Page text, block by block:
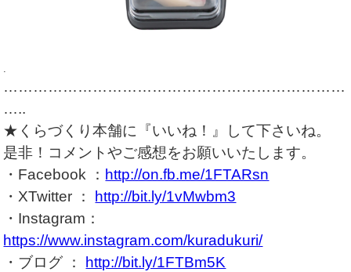
.
……………………………………………………………
…..
★くらづくり本舗に『いいね！』して下さいね。
是非！コメントやご感想をお願いいたします。
・Facebook ： http://on.fb.me/1FTARsn
・XTwitter ：
http://bit.ly/1vMwbm3
・Instagram：
https://www.instagram.com/kuradukuri/
・ブログ ：
http://bit.ly/1FTBm5K